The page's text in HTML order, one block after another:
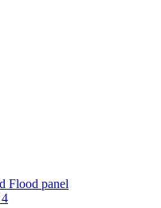
Flood panel